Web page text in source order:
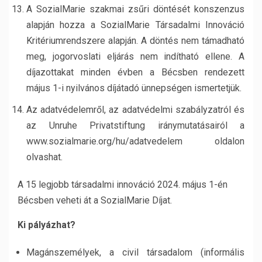
A SozialMarie szakmai zsűri döntését konszenzus
alapján hozza a SozialMarie Társadalmi Innováció
Kritériumrendszere alapján. A döntés nem támadható
meg, jogorvoslati eljárás nem indítható ellene. A
díjazottakat minden évben a Bécsben rendezett
május 1-i nyilvános díjátadó ünnepségen ismertetjük.
Az adatvédelemről, az adatvédelmi szabályzatról és
az Unruhe Privatstiftung iránymutatásairól a
www.sozialmarie.org/hu/adatvedelem oldalon
olvashat.
A 15 legjobb társadalmi innováció 2024. május 1-én
Bécsben veheti át a SozialMarie Díjat.
Ki pályázhat?
Magánszemélyek, a civil társadalom (informális